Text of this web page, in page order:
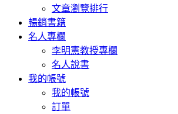
文章瀏覽排行
暢銷書籍
名人專欄
李明憲教授專欄
名人說書
我的帳號
我的帳號
訂單